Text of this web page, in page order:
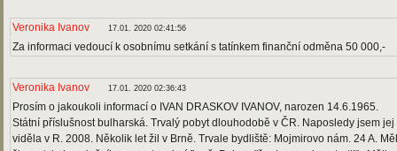
Veronika Ivanov 17.01. 2020 02:41:56
Za informaci vedoucí k osobnímu setkání s tatínkem finanční odměna 50 000,-
Veronika Ivanov 17.01. 2020 02:36:43
Prosím o jakoukoli informací o IVAN DRASKOV IVANOV, narozen 14.6.1965.
Státní příslušnost bulharská. Trvalý pobyt dlouhodobě v ČR. Naposledy jsem jej
viděla v R. 2008. Několik let žil v Brně. Trvale bydliště: Mojmirovo nám. 24 A. Měl